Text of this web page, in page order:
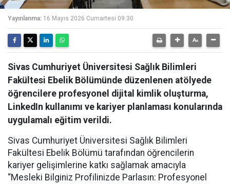
Yayınlanma: 16 Mayıs 2026 Cumartesi 09:30
Sivas Cumhuriyet Üniversitesi Sağlık Bilimleri
Fakültesi Ebelik Bölümünde düzenlenen atölyede
öğrencilere profesyonel dijital kimlik oluşturma,
LinkedIn kullanımı ve kariyer planlaması konularında
uygulamalı eğitim verildi.
Sivas Cumhuriyet Üniversitesi Sağlık Bilimleri
Fakültesi Ebelik Bölümü tarafından öğrencilerin
kariyer gelişimlerine katkı sağlamak amacıyla
“Mesleki Bilginiz Profilinizde Parlasın: Profesyonel